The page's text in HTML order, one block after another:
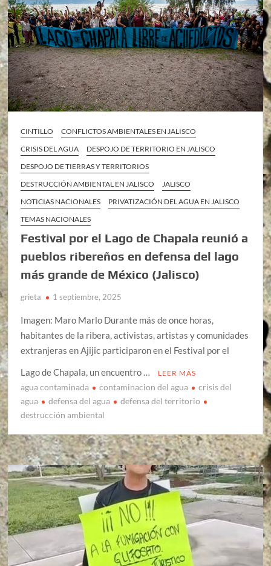
CINTILLO
CONFLICTOS AMBIENTALES EN JALISCO
CRISIS DEL AGUA
DESPOJO DE TERRITORIO EN JALISCO
DESPOJO DE TIERRAS Y TERRITORIOS
DESTRUCCIÓN AMBIENTAL EN JALISCO
JALISCO
NOTICIAS NACIONALES
PRIVATIZACIÓN DEL AGUA EN JALISCO
TEMAS NACIONALES
Festival por el Lago de Chapala reunió a
pueblos ribereños en defensa del lago
más grande de México (Jalisco)
grieta 1 septiembre, 2025
Imagen: Maro Marlo Durante más de once horas,
habitantes de la ribera, activistas, artistas y comunidades
extranjeras en Ajijic participaron en el Festival por el
Lago de Chapala, un encuentro …
LEER MÁS
agua contaminada contaminacion del agua
crisis del
agua
defensa del agua
defensa del territorio
destrucción ambiental